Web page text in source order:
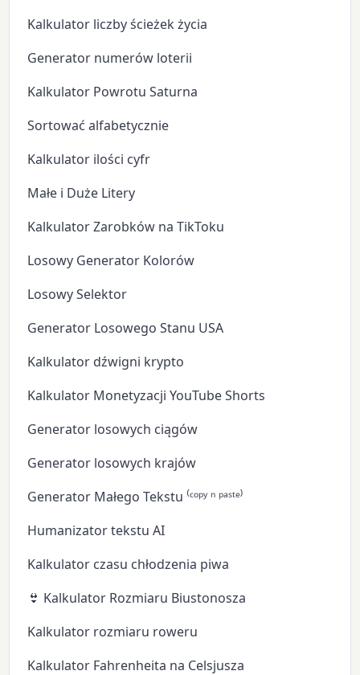
Kalkulator liczby ścieżek życia
Generator numerów loterii
Kalkulator Powrotu Saturna
Sortować alfabetycznie
Kalkulator ilości cyfr
Małe i Duże Litery
Kalkulator Zarobków na TikToku
Losowy Generator Kolorów
Losowy Selektor
Generator Losowego Stanu USA
Kalkulator dźwigni krypto
Kalkulator Monetyzacji YouTube Shorts
Generator losowych ciągów
Generator losowych krajów
Generator Małego Tekstu ⁽ᶜᵒᵖʸ ⁿ ᵖᵃˢᵗᵉ⁾
Humanizator tekstu AI
Kalkulator czasu chłodzenia piwa
👙 Kalkulator Rozmiaru Biustonosza
Kalkulator rozmiaru roweru
Kalkulator Fahrenheita na Celsjusza